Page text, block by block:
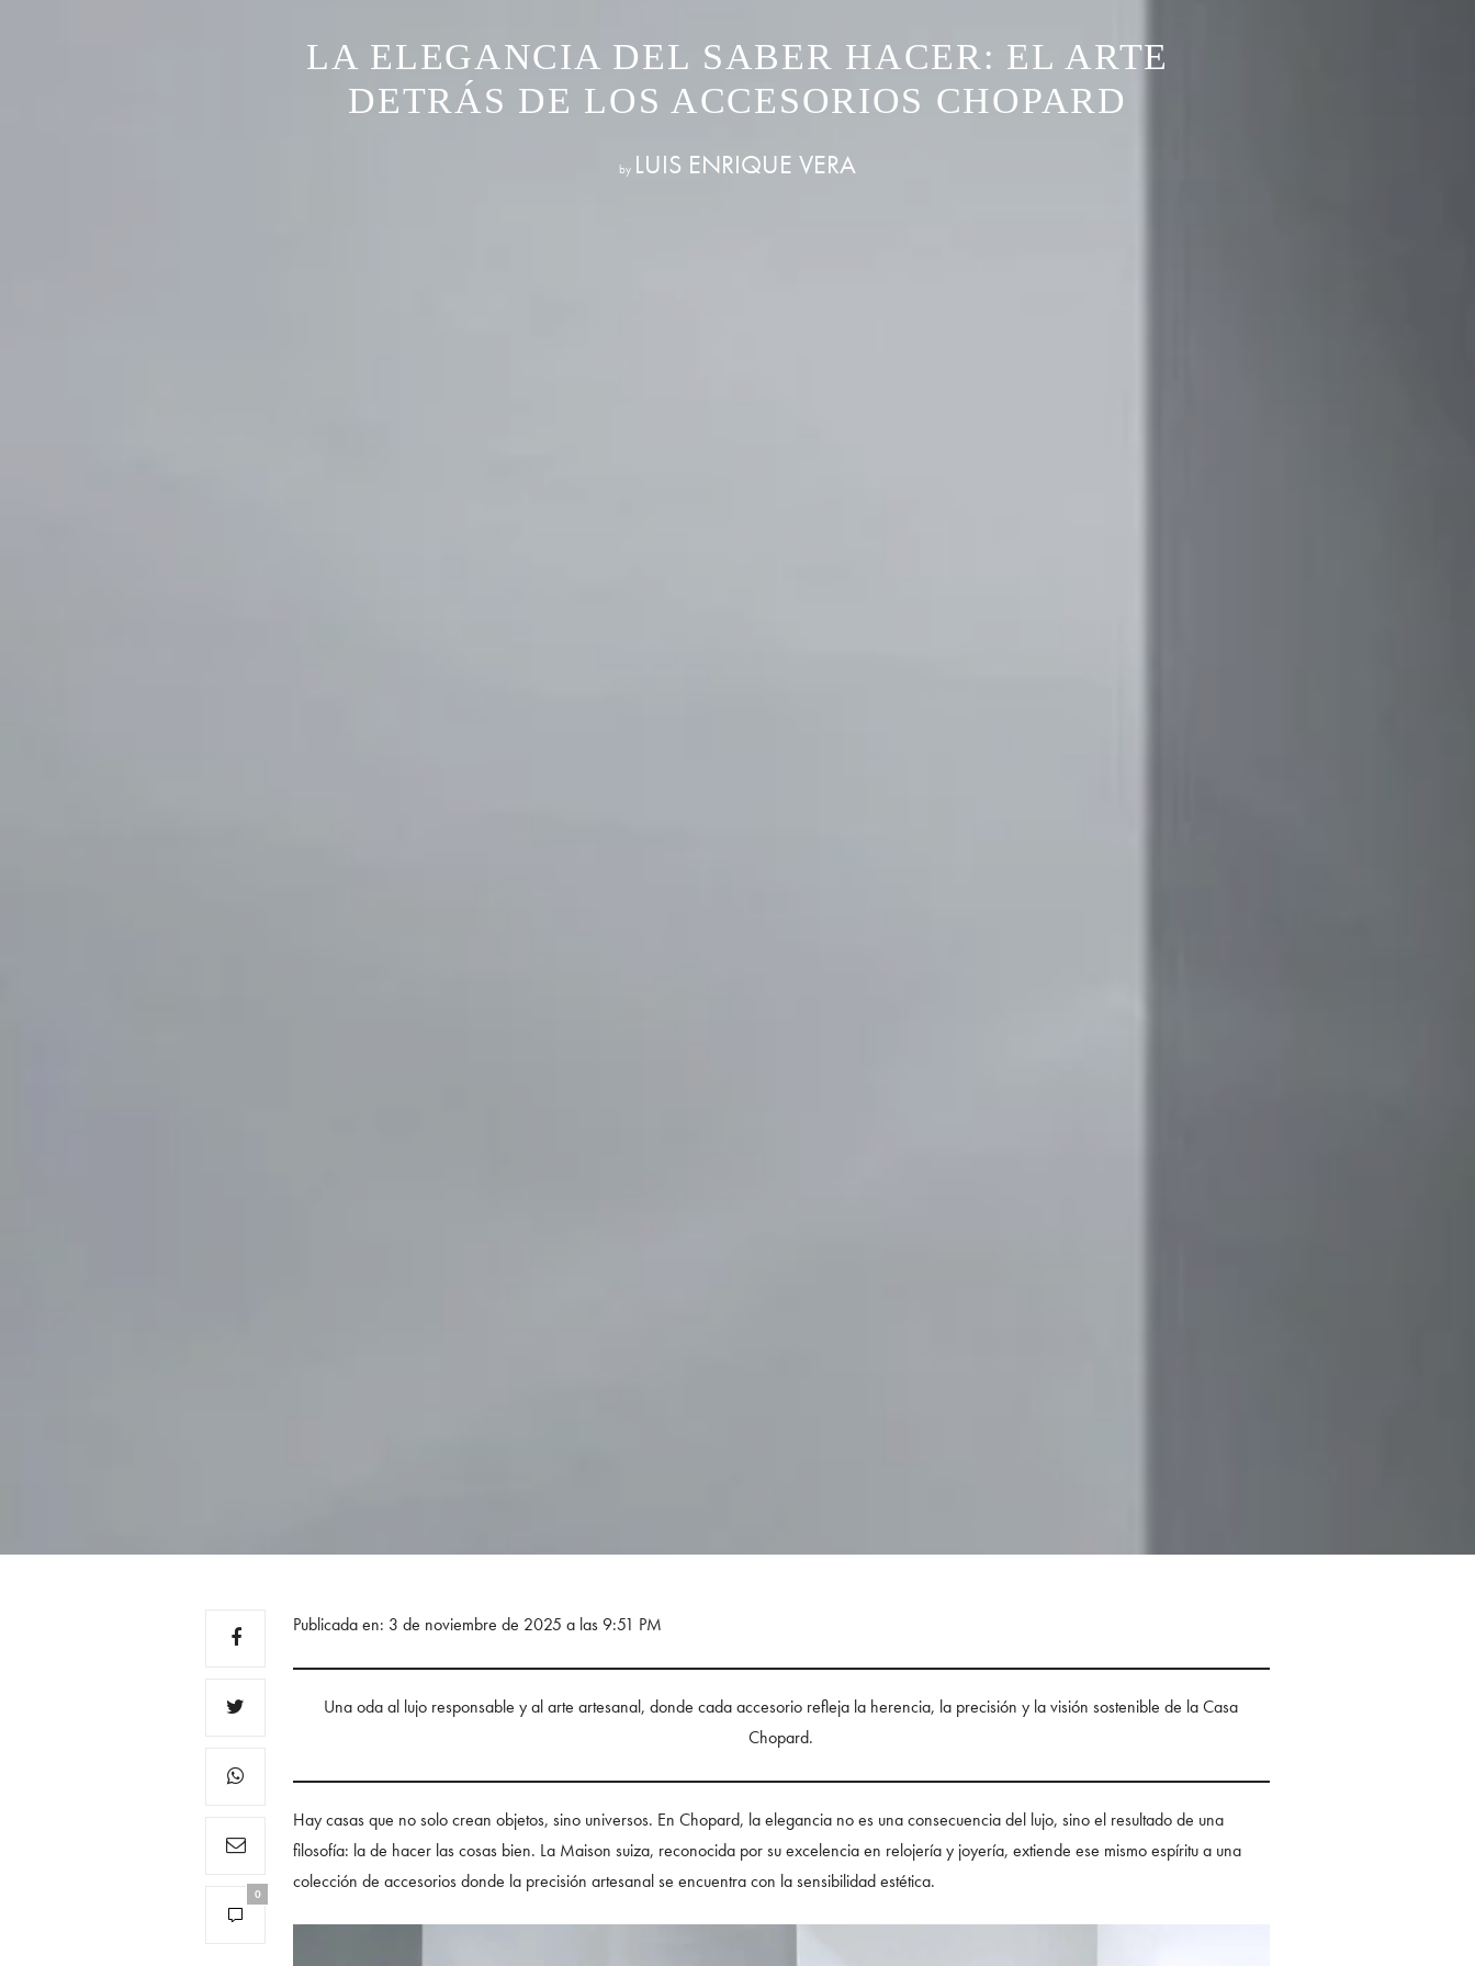
LA ELEGANCIA DEL SABER HACER: EL ARTE
DETRÁS DE LOS ACCESORIOS CHOPARD
by LUIS ENRIQUE VERA
0
Publicada en: 3 de noviembre de 2025 a las 9:51 PM
Una oda al lujo responsable y al arte artesanal, donde cada accesorio refleja la herencia, la precisión y la visión sostenible de la Casa
Chopard.
Hay casas que no solo crean objetos, sino universos. En Chopard, la elegancia no es una consecuencia del lujo, sino el resultado de una
filosofía: la de hacer las cosas bien. La Maison suiza, reconocida por su excelencia en relojería y joyería, extiende ese mismo espíritu a una
colección de accesorios donde la precisión artesanal se encuentra con la sensibilidad estética.